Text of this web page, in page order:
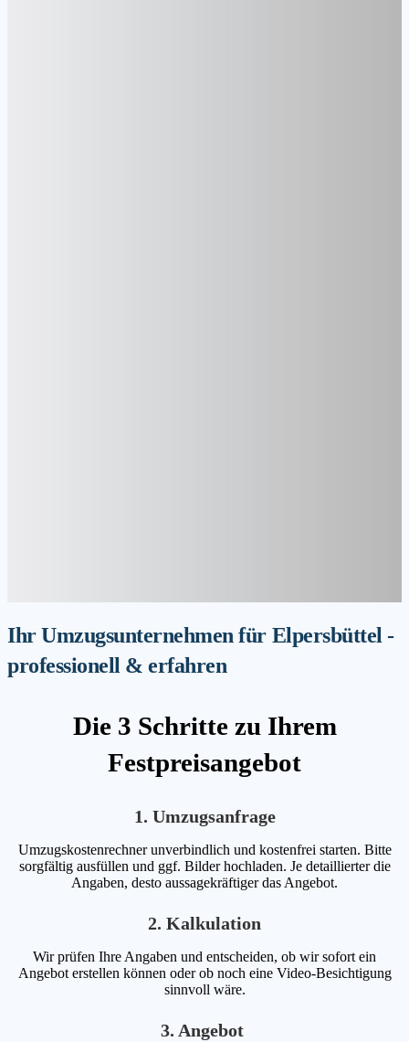
Ihr Umzugsunternehmen für Elpersbüttel -
professionell & erfahren
Die 3 Schritte zu Ihrem
Festpreisangebot
1. Umzugsanfrage
Umzugskostenrechner unverbindlich und kostenfrei starten. Bitte
sorgfältig ausfüllen und ggf. Bilder hochladen. Je detaillierter die
Angaben, desto aussagekräftiger das Angebot.
2. Kalkulation
Wir prüfen Ihre Angaben und entscheiden, ob wir sofort ein
Angebot erstellen können oder ob noch eine Video-Besichtigung
sinnvoll wäre.
3. Angebot